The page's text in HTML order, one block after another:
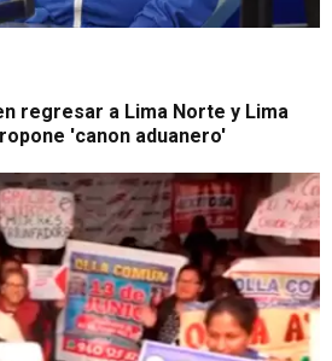
regresar a Lima Norte y Lima
'canon aduanero'